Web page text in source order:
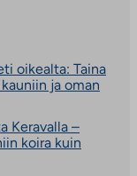
oikealta: Taina
ja oman
Keravalla –
koira kuin